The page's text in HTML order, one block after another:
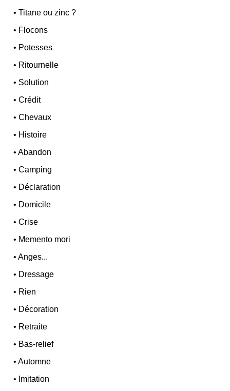
•Titane ou zinc ?
• Flocons
• Potesses
• Ritournelle
• Solution
•Crédit
•Chevaux
• Histoire
•Abandon
•Camping
• Déclaration
• Domicile
•Crise
• Memento mori
•Anges...
• Dressage
• Rien
• Décoration
• Retraite
• Bas-relief
•Automne
• Imitation